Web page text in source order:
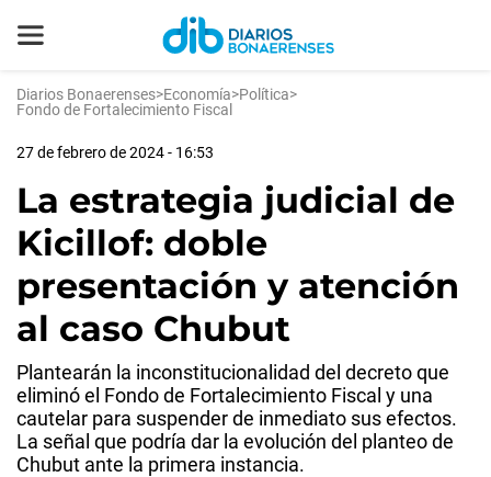
Diarios Bonaerenses>Economía>Política>
Fondo de Fortalecimiento Fiscal
27 de febrero de 2024 - 16:53
La estrategia judicial de
Kicillof: doble
presentación y atención
al caso Chubut
Plantearán la inconstitucionalidad del decreto que
eliminó el Fondo de Fortalecimiento Fiscal y una
cautelar para suspender de inmediato sus efectos.
La señal que podría dar la evolución del planteo de
Chubut ante la primera instancia.